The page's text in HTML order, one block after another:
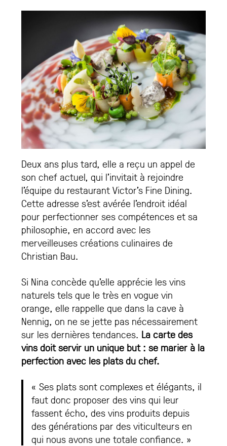
Deux ans plus tard, elle a reçu un appel de
son chef actuel, qui l’invitait à rejoindre
l’équipe du restaurant Victor’s Fine Dining.
Cette adresse s’est avérée l’endroit idéal
pour perfectionner ses compétences et sa
philosophie, en accord avec les
merveilleuses créations culinaires de
Christian Bau.
Si Nina concède qu’elle apprécie les vins
naturels tels que le très en vogue vin
orange, elle rappelle que dans la cave à
Nennig, on ne se jette pas nécessairement
sur les dernières tendances. La carte des
vins doit servir un unique but : se marier à la
perfection avec les plats du chef.
« Ses plats sont complexes et élégants, il
faut donc proposer des vins qui leur
fassent écho, des vins produits depuis
des générations par des viticulteurs en
qui nous avons une totale confiance. »